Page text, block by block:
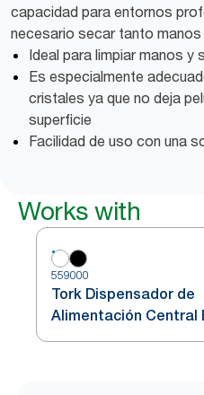
capacidad para entornos
necesario secar tanto
Ideal para limpiar manos
Es especialmente
cristales ya que no deja
superficie
Facilidad de uso con una
Works with
559000
Tork Dispensador de
Alimentación Central